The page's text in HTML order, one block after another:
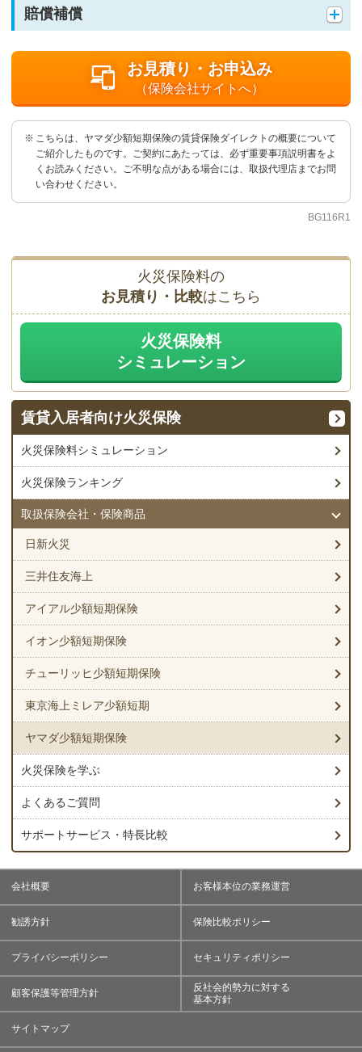
賠償補償
お見積り・お申込み
（保険会社サイトへ）
こちらは、ヤマダ少額短期保険の賃貸保険ダイレクトの概要について
ご紹介したものです。ご契約にあたっては、必ず重要事項説明書をよ
くお読みください。ご不明な点がある場合には、取扱代理店までお問
い合わせください。
BG116R1
火災保険料の
お見積り・比較はこちら
火災保険料
シミュレーション
賃貸入居者向け火災保険
火災保険料シミュレーション
火災保険ランキング
取扱保険会社・保険商品
日新火災
三井住友海上
アイアル少額短期保険
イオン少額短期保険
チューリッヒ少額短期保険
東京海上ミレア少額短期
ヤマダ少額短期保険
火災保険を学ぶ
よくあるご質問
サポートサービス・特長比較
会社概要 お客様本位の業務運営
勧誘方針 保険比較ポリシー
プライバシーポリシー セキュリティポリシー
顧客保護等管理方針
反社会的勢力に対する
基本方針
サイトマップ